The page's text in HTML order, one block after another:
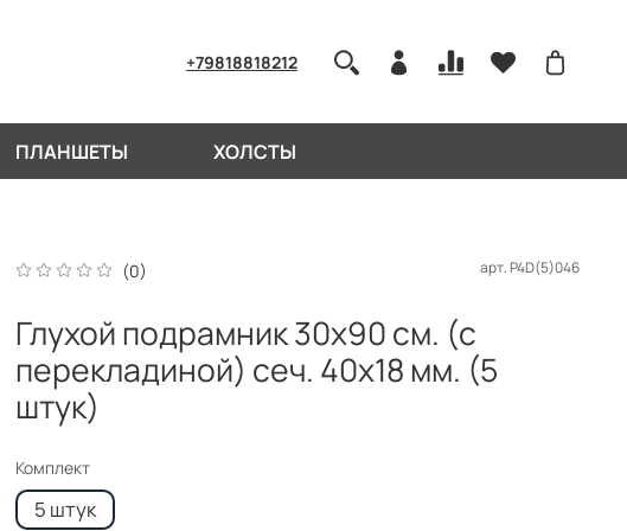
+79818818212
ПЛАНШЕТЫ ХОЛСТЫ
(0) арт.P4D(5)046
Глухой подрамник 30x90 см. (с
перекладиной) сеч. 40х18 мм. (5
штук)
Комплект
5 штук